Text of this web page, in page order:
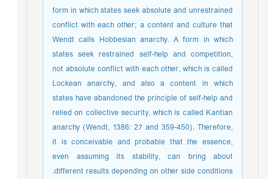
form in which states seek absolute and unrestrained
conflict with each other; a content and culture that
Wendt calls Hobbesian anarchy. A form in which
states seek restrained self-help and competition,
not absolute conflict with each other, which is called
Lockean anarchy, and also a content in which
states have abandoned the principle of self-help and
relied on collective security, which is called Kantian
anarchy (Wendt, 1386: 27 and 359-450). Therefore,
it is conceivable and probable that the essence,
even assuming its stability, can bring about
different results depending on other side conditions.